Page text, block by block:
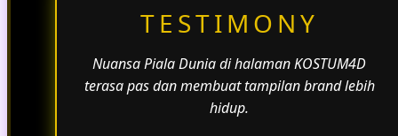
TESTIMONY
Nuansa Piala Dunia di halaman KOSTUM4D
terasa pas dan membuat tampilan brand lebih
hidup.